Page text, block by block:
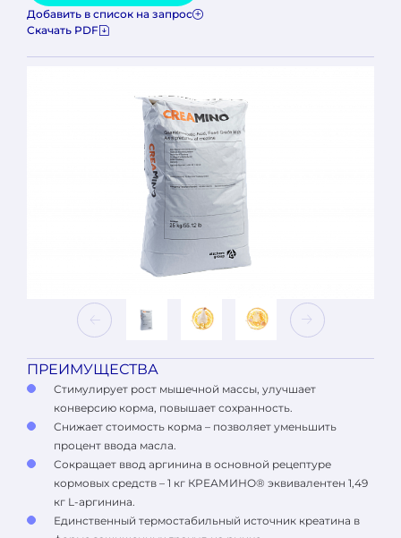
Добавить в список на запрос
Скачать PDF
ПРЕИМУЩЕСТВА
Стимулирует рост мышечной массы, улучшает
конверсию корма, повышает сохранность.
Снижает стоимость корма – позволяет уменьшить
процент ввода масла.
Сокращает ввод аргинина в основной рецептуре
кормовых средств – 1 кг КРЕАМИНО® эквивалентен 1,49
кг L-аргинина.
Единственный термостабильный источник креатина в